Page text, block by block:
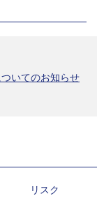
いてのお知らせ
リスク